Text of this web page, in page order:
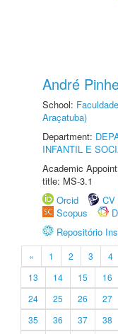
André
School:
Araçatuba)
Department:
INFANTIL E
Academic
title: MS-3.1
Orcid
CV
Scopus
Repositório
« 1 2 3 4
13
14 15 16
24
25 26 27
35
36 37 38